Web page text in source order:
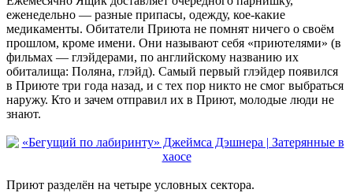
еженедельно — разные припасы, одежду, кое-какие
медикаменты. Обитатели Приюта не помнят ничего о своём
прошлом, кроме имени. Они называют себя «приютелями» (в
фильмах — глэйдерами, по английскому названию их
обиталища: Поляна, глэйд). Самый первый глэйдер появился
в Приюте три года назад, и с тех пор никто не смог выбраться
наружу. Кто и зачем отправил их в Приют, молодые люди не
знают.
Приют разделён на четыре условных сектора.